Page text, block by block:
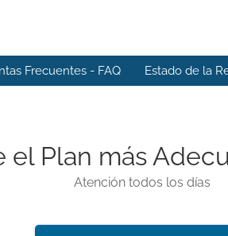
Frecuentes - FAQ Estado de la
el Plan más
Atención todos los días